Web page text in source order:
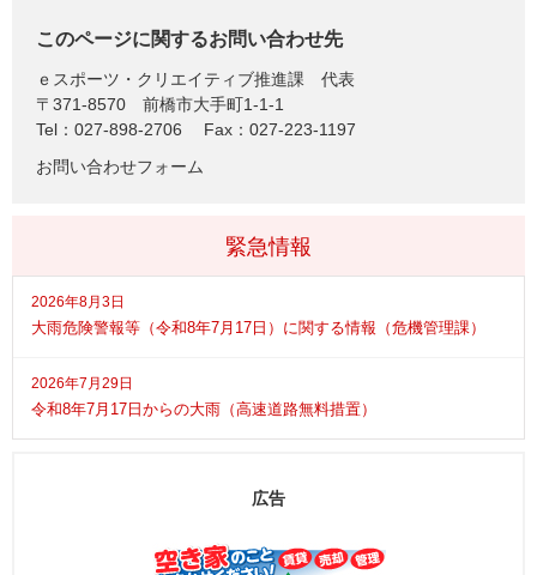
このページに関するお問い合わせ先
ｅスポーツ・クリエイティブ推進課
代表
〒371-8570
前橋市大手町1-1-1
Tel：027-898-2706
Fax：027-223-1197
お問い合わせフォーム
緊急情報
2026年8月3日
大雨危険警報等（令和8年7月17日）に関する情報（危機管理課）
2026年7月29日
令和8年7月17日からの大雨（高速道路無料措置）
広告